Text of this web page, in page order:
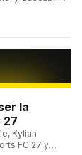
la
27
Kylian
FC 27 y